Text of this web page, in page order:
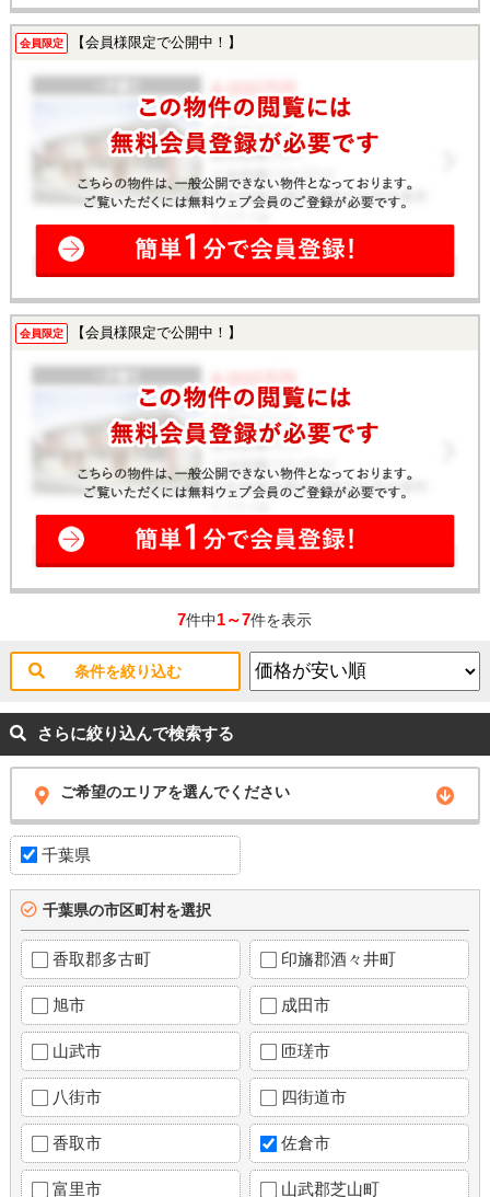
会員限定 【会員様限定で公開中！】
会員限定 【会員様限定で公開中！】
7件中1～7件を表示
条件を絞り込む
さらに絞り込んで検索する
ご希望のエリアを選んでください
千葉県
千葉県の市区町村を選択
香取郡多古町 印旛郡酒々井町
旭市 成田市
山武市 匝瑳市
八街市 四街道市
香取市 佐倉市
富里市 山武郡芝山町